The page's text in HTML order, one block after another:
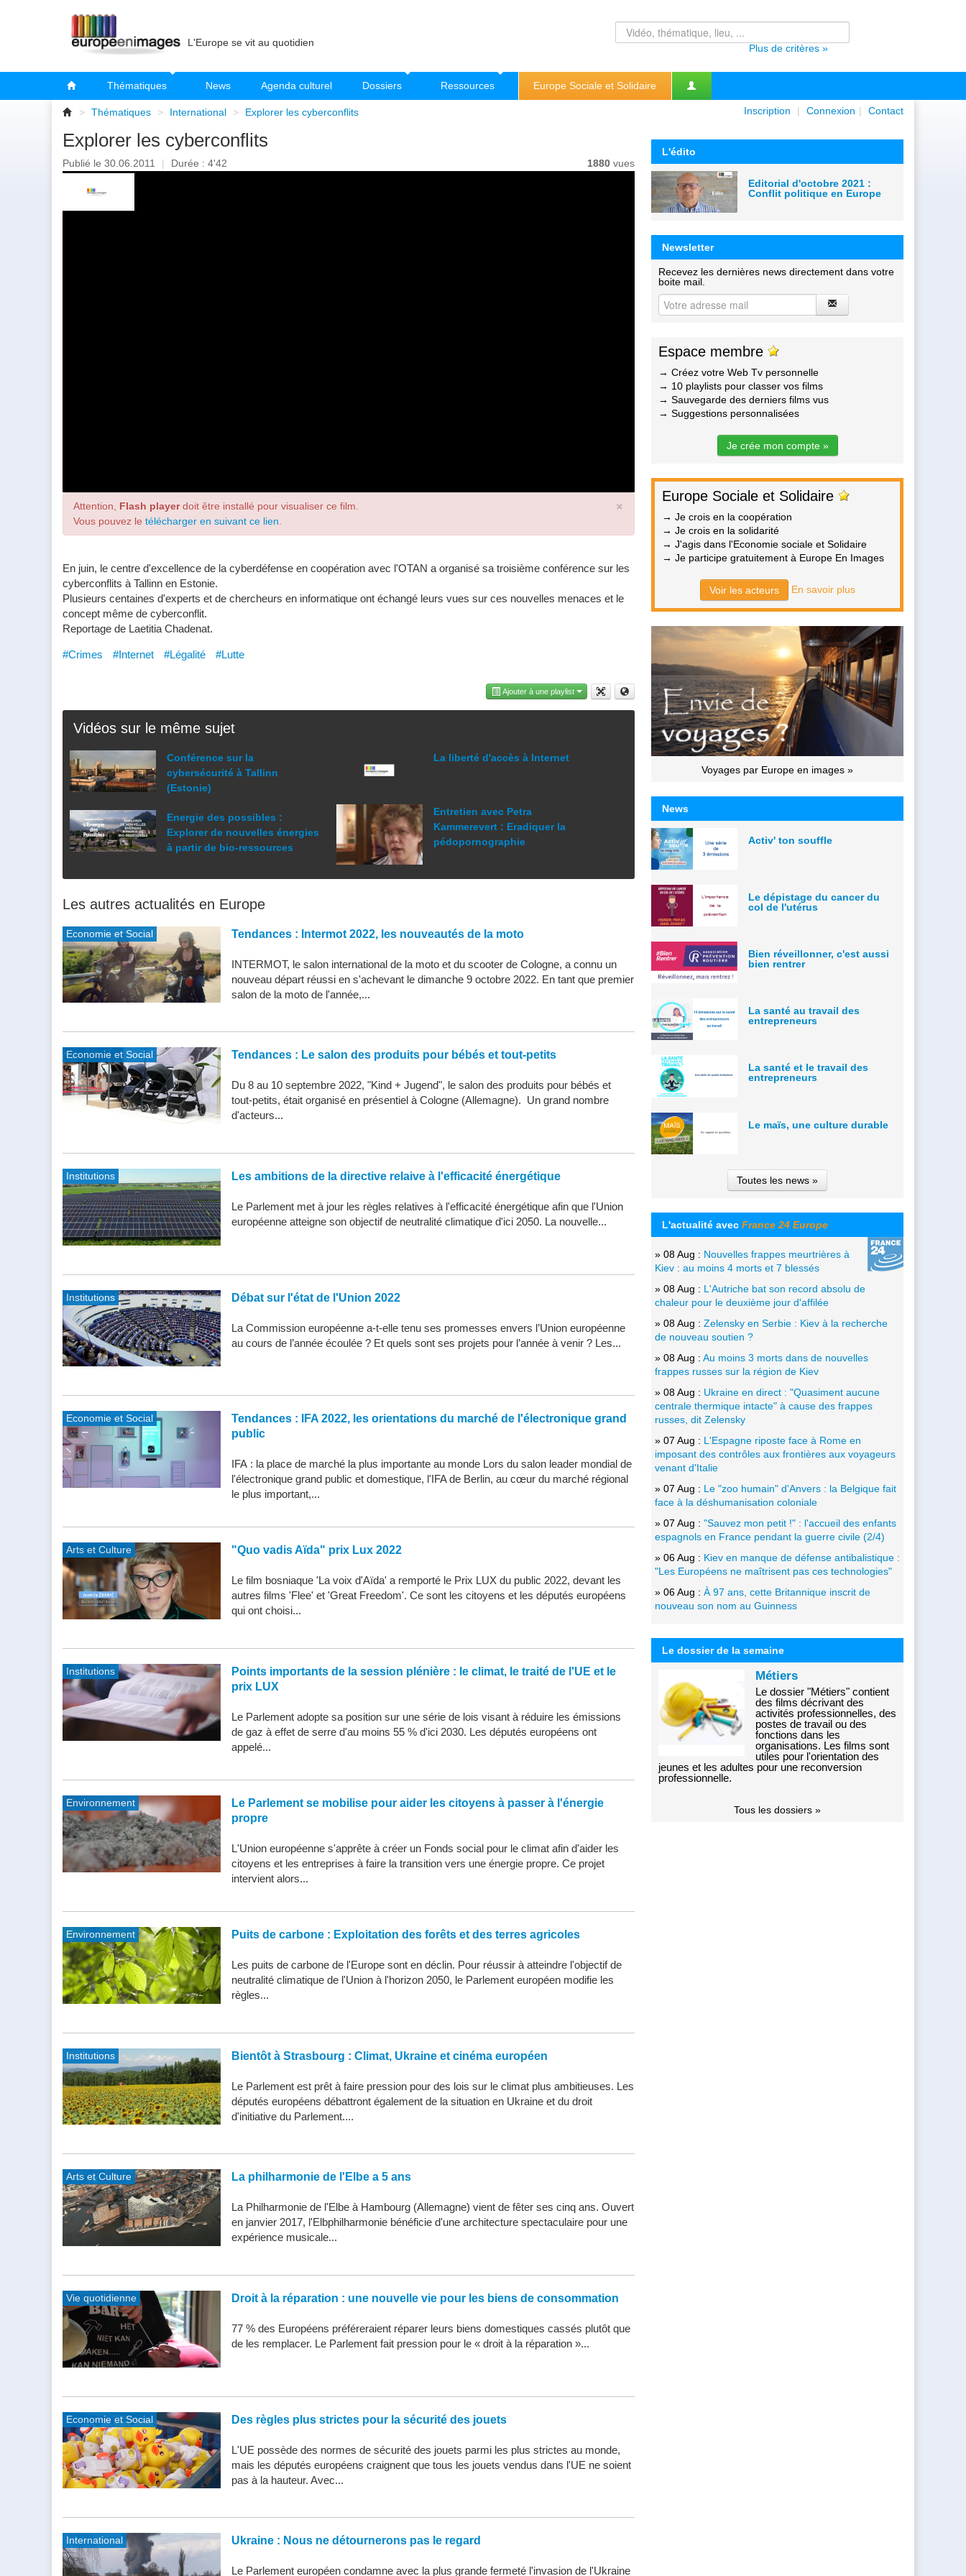
L'Europe se vit au quotidien Plus de critères »
Thématiques News Agenda culturel Dossiers Ressources Europe Sociale et Solidaire
> Thématiques > International > Explorer les cyberconflits Inscription | Connexion | Contact
Explorer les cyberconflits
Publié le 30.06.2011 | Durée : 4'42 1880vues
×
Attention, Flash playerdoit être installé pour visualiser ce film.
Vous pouvez le télécharger en suivant ce lien
En juin, le centre d'excellence de la cyberdéfense en coopération avec l'OTAN a organisé sa troisième conférence sur les
cyberconflits à Tallinn en Estonie.
Plusieurs centaines d'experts et de chercheurs en informatique ont échangé leurs vues sur ces nouvelles menaces et le
concept même de cyberconflit.
Reportage de Laetitia Chadenat.
#Crimes #Internet #Légalité #Lutte
Ajouter à une playlist
Vidéos sur le même sujet
Conférence sur la
cybersécurité à Tallinn
(Estonie)
Energie des possibles :
Explorer de nouvelles énergies
à partir de bio-ressources
La liberté d'accès à Internet
Entretien avec Petra
Kammerevert : Eradiquer la
pédopornographie
Les autres actualités en Europe
Economie et Social Tendances : Intermot 2022, les nouveautés de la moto
INTERMOT, le salon international de la moto et du scooter de Cologne, a connu un
nouveau départ réussi en s'achevant le dimanche 9 octobre 2022. En tant que premier
salon de la moto de l'année,...
Economie et Social Tendances : Le salon des produits pour bébés et tout-petits
Du 8 au 10 septembre 2022, "Kind + Jugend", le salon des produits pour bébés et
tout-petits, était organisé en présentiel à Cologne (Allemagne). Un grand nombre
d'acteurs...
Institutions Les ambitions de la directive relaive à l'efficacité énergétique
Le Parlement met à jour les règles relatives à l'efficacité énergétique afin que l'Union
européenne atteigne son objectif de neutralité climatique d'ici 2050. La nouvelle...
Institutions Débat sur l'état de l'Union 2022
La Commission européenne a-t-elle tenu ses promesses envers l’Union européenne
au cours de l’année écoulée ? Et quels sont ses projets pour l’année à venir ? Les...
Economie et Social
Tendances : IFA 2022, les orientations du marché de l'électronique grand
public
IFA : la place de marché la plus importante au monde Lors du salon leader mondial de
l'électronique grand public et domestique, l'IFA de Berlin, au cœur du marché régional
le plus important,...
Arts et Culture "Quo vadis Aïda" prix Lux 2022
Le film bosniaque 'La voix d'Aïda' a remporté le Prix LUX du public 2022, devant les
autres films 'Flee' et 'Great Freedom'. Ce sont les citoyens et les députés européens
qui ont choisi...
Institutions
Points importants de la session plénière : le climat, le traité de l'UE et le
prix LUX
Le Parlement adopte sa position sur une série de lois visant à réduire les émissions
de gaz à effet de serre d'au moins 55 % d'ici 2030. Les députés européens ont
appelé...
Environnement
Le Parlement se mobilise pour aider les citoyens à passer à l'énergie
propre
L'Union européenne s'apprête à créer un Fonds social pour le climat afin d'aider les
citoyens et les entreprises à faire la transition vers une énergie propre. Ce projet
intervient alors...
Environnement Puits de carbone : Exploitation des forêts et des terres agricoles
Les puits de carbone de l'Europe sont en déclin. Pour réussir à atteindre l'objectif de
neutralité climatique de l'Union à l'horizon 2050, le Parlement européen modifie les
règles...
Institutions Bientôt à Strasbourg : Climat, Ukraine et cinéma européen
Le Parlement est prêt à faire pression pour des lois sur le climat plus ambitieuses. Les
députés européens débattront également de la situation en Ukraine et du droit
d'initiative du Parlement....
Arts et Culture La philharmonie de l'Elbe a 5 ans
La Philharmonie de l'Elbe à Hambourg (Allemagne) vient de fêter ses cinq ans. Ouvert
en janvier 2017, l'Elbphilharmonie bénéficie d'une architecture spectaculaire pour une
expérience musicale...
Vie quotidienne Droit à la réparation : une nouvelle vie pour les biens de consommation
77 % des Européens préféreraient réparer leurs biens domestiques cassés plutôt que
de les remplacer. Le Parlement fait pression pour le « droit à la réparation »...
Economie et Social Des règles plus strictes pour la sécurité des jouets
L'UE possède des normes de sécurité des jouets parmi les plus strictes au monde,
mais les députés européens craignent que tous les jouets vendus dans l'UE ne soient
pas à la hauteur. Avec...
International Ukraine : Nous ne détournerons pas le regard
Le Parlement européen condamne avec la plus grande fermeté l'invasion de l'Ukraine
L'édito
Editorial d'octobre 2021 :
Conflit politique en Europe
Newsletter
Recevez les dernières news directement dans votre
boite mail.
Espace membre
→ Créez votre Web Tv personnelle
→ 10 playlists pour classer vos films
→ Sauvegarde des derniers films vus
→ Suggestions personnalisées
Je crée mon compte »
Europe Sociale et Solidaire
→ Je crois en la coopération
→ Je crois en la solidarité
→ J'agis dans l'Economie sociale et Solidaire
→ Je participe gratuitement à Europe En Images
Voir les acteurs En savoir plus
Voyages par Europe en images »
News
Activ' ton souffle
Le dépistage du cancer du
col de l'utérus
Bien réveillonner, c'est aussi
bien rentrer
La santé au travail des
entrepreneurs
La santé et le travail des
entrepreneurs
Le maïs, une culture durable
Toutes les news »
L'actualité avec France 24 Europe
» 08 Aug : Nouvelles frappes meurtrières à
Kiev : au moins 4 morts et 7 blessés
» 08 Aug : L'Autriche bat son record absolu de
chaleur pour le deuxième jour d'affilée
» 08 Aug : Zelensky en Serbie : Kiev à la recherche
de nouveau soutien ?
» 08 Aug : Au moins 3 morts dans de nouvelles
frappes russes sur la région de Kiev
» 08 Aug : Ukraine en direct : "Quasiment aucune
centrale thermique intacte" à cause des frappes
russes, dit Zelensky
» 07 Aug : L'Espagne riposte face à Rome en
imposant des contrôles aux frontières aux voyageurs
venant d'Italie
» 07 Aug : Le "zoo humain" d'Anvers : la Belgique fait
face à la déshumanisation coloniale
» 07 Aug : "Sauvez mon petit !" : l'accueil des enfants
espagnols en France pendant la guerre civile (2/4)
» 06 Aug : Kiev en manque de défense antibalistique :
"Les Européens ne maîtrisent pas ces technologies"
» 06 Aug : À 97 ans, cette Britannique inscrit de
nouveau son nom au Guinness
Le dossier de la semaine
Métiers
Le dossier "Métiers" contient
des films décrivant des
activités professionnelles, des
postes de travail ou des
fonctions dans les
organisations. Les films sont
utiles pour l'orientation des
jeunes et les adultes pour une reconversion
professionnelle.
Tous les dossiers »